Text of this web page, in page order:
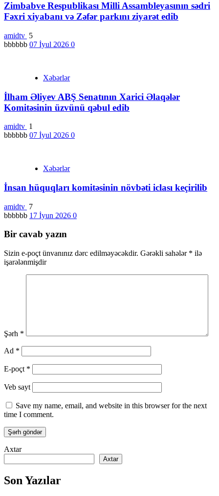
Zimbabve Respublikası Milli Assambleyasının sədri
Fəxri xiyabanı və Zəfər parkını ziyarət edib
amidtv 5
bbbbbb 07 İyul 2026 0
Xəbərlər
İlham Əliyev ABŞ Senatının Xarici Əlaqələr
Komitəsinin üzvünü qəbul edib
amidtv 1
bbbbbb 07 İyul 2026 0
Xəbərlər
İnsan hüquqları komitəsinin növbəti iclası keçirilib
amidtv 7
bbbbbb 17 İyun 2026 0
Bir cavab yazın
Sizin e-poçt ünvanınız dərc edilməyəcəkdir. Gərəkli sahələr * ilə
işarələnmişdir
Şərh *
Ad *
E-poçt *
Veb sayt
Save my name, email, and website in this browser for the next
time I comment.
Axtar
Axtar
Son Yazılar